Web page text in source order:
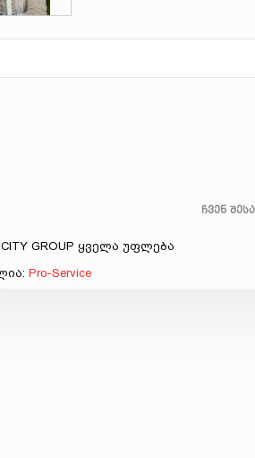
ჩვენ
GROUP ყველა უფლება
Pro-Service